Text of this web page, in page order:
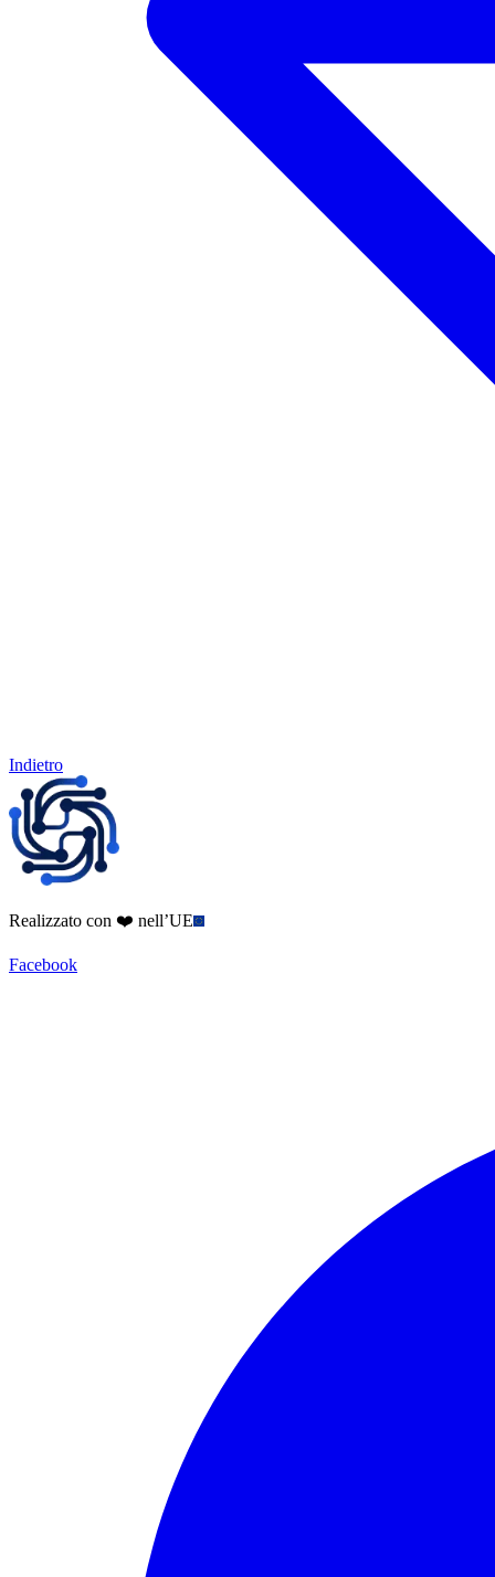
Indietro
Realizzato con ❤️ nell’UE
Facebook